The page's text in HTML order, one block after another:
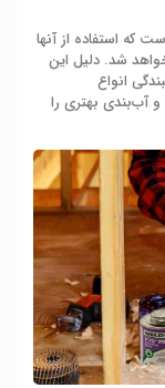
که استفاده از آنها
شد. دلیل این
انواع
آب‌بندی بهتری را